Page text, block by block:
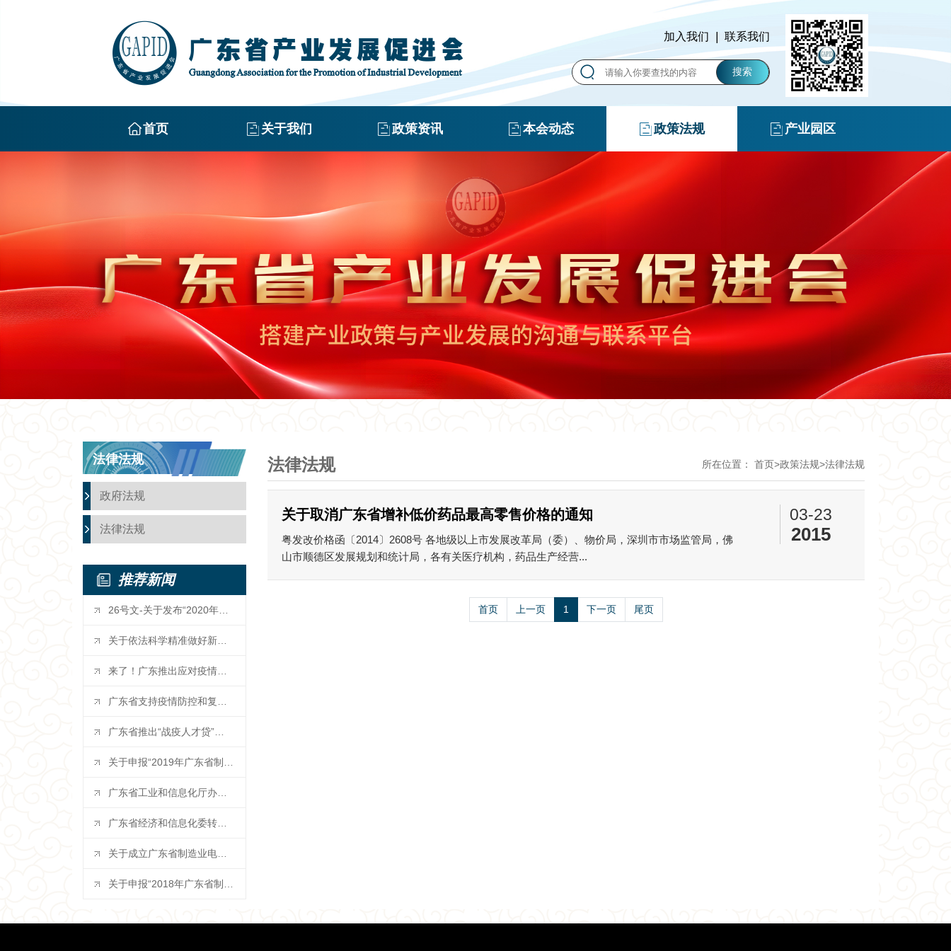
加入我们 联系我们
搜索
首页 关于我们 政策资讯 本会动态 政策法规 产业园区
法律法规
政府法规
法律法规
推荐新闻
法律法规 所在位置： 首页>政策法规>法律法规
关于取消广东省增补低价药品最高零售价格的通知
粤发改价格函〔2014〕2608号 各地级以上市发展改革局（委）、物价局，深圳市市场监管局，佛
山市顺德区发展规划和统计局，各有关医疗机构，药品生产经营...
03-23
2015
首页 上一页 1 下一页 尾页